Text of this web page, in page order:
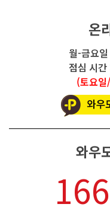
온
월-금요
점심 시
(토요
와우